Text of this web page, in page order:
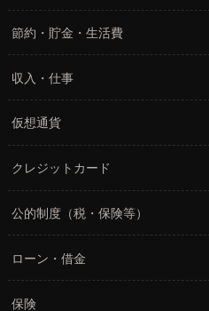
節約・貯金・生活費
収入・仕事
仮想通貨
クレジットカード
公的制度（税・保険等）
ローン・借金
保険